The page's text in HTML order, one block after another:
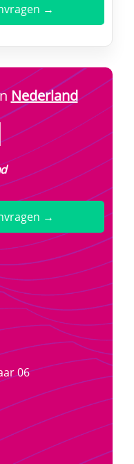
→
Nederland
→
06